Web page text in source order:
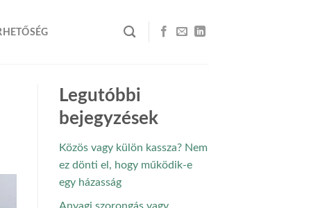
Legutóbbi
bejegyzések
Közös vagy külön kassza? Nem
ez dönti el, hogy működik-e
egy házasság